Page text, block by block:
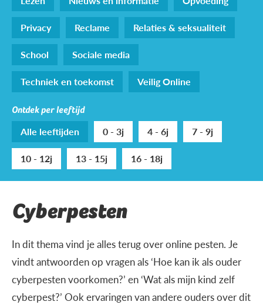
Privacy
Reclame
Relaties & seksualiteit
School
Sociale media
Techniek en toekomst
Veilig Online
Ontdek per leeftijd
Alle leeftijden 0 - 3j 4 - 6j
7 - 9j
10 - 12j
13 - 15j 16 - 18j
Cyberpesten
In dit thema vind je alles terug over online pesten. Je
vindt antwoorden op vragen als ‘Hoe kan ik als ouder
cyberpesten voorkomen?’ en ‘Wat als mijn kind zelf
cyberpest?’ Ook ervaringen van andere ouders over dit